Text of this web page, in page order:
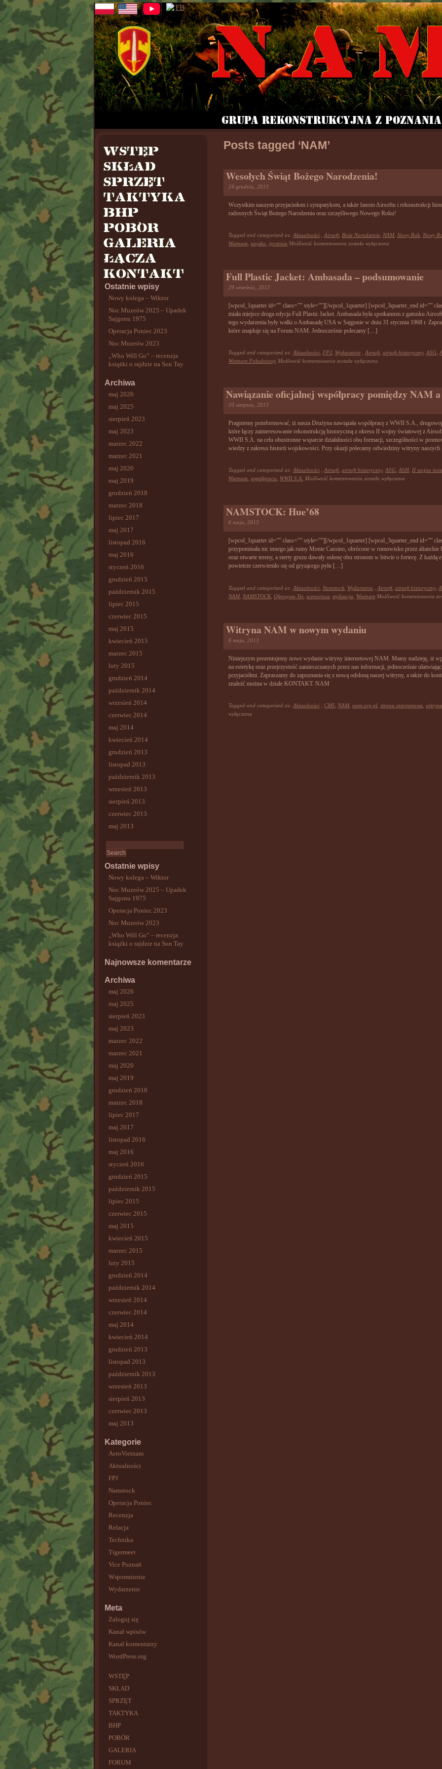
Ostatnie wpisy
Nowy kolega – Wiktor
Noc Muzeów 2025 – Upadek
Sajgonu 1975
Operacja Poniec 2023
Noc Muzeów 2023
„Who Will Go” – recenzja
książki o rajdzie na Son Tay
Archiwa
maj 2026
maj 2025
sierpień 2023
maj 2023
marzec 2022
marzec 2021
maj 2020
maj 2019
grudzień 2018
marzec 2018
lipiec 2017
maj 2017
listopad 2016
maj 2016
styczeń 2016
grudzień 2015
październik 2015
lipiec 2015
czerwiec 2015
maj 2015
kwiecień 2015
marzec 2015
luty 2015
grudzień 2014
październik 2014
wrzesień 2014
czerwiec 2014
maj 2014
kwiecień 2014
grudzień 2013
listopad 2013
październik 2013
wrzesień 2013
sierpień 2013
czerwiec 2013
maj 2013
Ostatnie wpisy
Nowy kolega – Wiktor
Noc Muzeów 2025 – Upadek
Sajgonu 1975
Operacja Poniec 2023
Noc Muzeów 2023
„Who Will Go” – recenzja
książki o rajdzie na Son Tay
Najnowsze komentarze
Archiwa
maj 2026
maj 2025
sierpień 2023
maj 2023
marzec 2022
marzec 2021
maj 2020
maj 2019
grudzień 2018
marzec 2018
lipiec 2017
maj 2017
listopad 2016
maj 2016
styczeń 2016
grudzień 2015
październik 2015
lipiec 2015
czerwiec 2015
maj 2015
kwiecień 2015
marzec 2015
luty 2015
grudzień 2014
październik 2014
wrzesień 2014
czerwiec 2014
maj 2014
kwiecień 2014
grudzień 2013
listopad 2013
październik 2013
wrzesień 2013
sierpień 2013
czerwiec 2013
maj 2013
Kategorie
AeroVietnam
Aktualności
FPJ
Namstock
Operacja Poniec
Recenzja
Relacja
Technika
Tigermeet
Vice Poznań
Wspomnienie
Wydarzenie
Meta
Zaloguj się
Kanał wpisów
Kanał komentarzy
WordPress.org
WSTĘP
SKŁAD
SPRZĘT
TAKTYKA
BHP
POBÓR
GALERIA
FORUM
Posts tagged ‘NAM’
Wesołych Świąt Bożego Narodzenia!
24 grudnia, 2013
Wszystkim naszym przyjaciołom i sympatykom, a także fanom Airsoftu i rekonstrukcji
radosnych Świąt Bożego Narodzenia oraz szczęśliwego Nowego Roku!
Tagged and categorized as: Aktualności Airsoft Boże Narodzenie NAM Nowy Rok Nowy
Wietnam wojsko życzenia Możliwość komentowania Wesołych
została wyłączona
Full Plastic Jacket: Ambasada – podsumowanie
29 września, 2013
[wpcol_1quarter id=”” class=”” style=””][/wpcol_1quarter] [wpcol_3quarter_end id=””
miała miejsce druga edycja Full Plastic Jacket. Ambasada była spotkaniem z gatunku
tego wydarzenia były walki o Ambasadę USA w Sajgonie w dniu 31 stycznia 1968 r.
które znajduje się na Forum NAM. Jednocześnie polecamy […]
Tagged and categorized as: Aktualności FPJ Wydarzenie Airsoft airsoft historyczny, ASG
Wietnam Południowy Możliwość komentowania Full
–
została wyłączona
Nawiązanie oficjalnej współpracy pomiędzy NAM
10 sierpnia, 2013
Pragniemy poinformować, iż nasza Drużyna nawiązała współpracę z WWII S.A.,
które łączy zainteresowanie rekonstrukcją historyczną z okresu II wojny światowej z
WWII S.A. na celu obustronne wsparcie działalności obu formacji, szczególności w
wiedzy z zakresu historii wojskowości. Przy okazji polecamy odwiedziny witryny
Tagged and categorized as: Aktualności , Airsoft, airsoft historyczny, ASG, ASH, II wojna
Wietnam, współpraca, WWII S.A. Możliwość komentowania Nawiązanie
S.A.
została wyłączona
NAMSTOCK: Hue’68
6 maja, 2013
[wpcol_1quarter id=”” class=”” style=””][/wpcol_1quarter] [wpcol_3quarter_end id=””
przypominała nic innego jak ruiny Monte Cassino, obrócone w rumowisko przez alianckie
oraz otwarte tereny, a sterty gruzu dawały osłonę obu stronom w bitwie o fortecę. Z
powietrze czerwieniło się od gryzącego pyłu […]
Tagged and categorized as: Aktualności Namstock Wydarzenie Airsoft airsoft historyczny,
NAM NAMSTOCK, Ofensywa Tet scenariusz stylizacja Wietnam Możliwość komentowania
Witryna NAM w nowym wydaniu
6 maja, 2013
Niniejszym prezentujemy nowe wydanie witryny internetowej NAM. Mamy nadzieję, iż
na estetykę oraz przejrzystość zamieszczanych przez nas informacji, jednocześnie
przyjaciółmi. Zapraszamy do zapoznania się z nową odsłoną naszej witryny, a także do
znaleźć można w dziale KONTAKT. NAM
Tagged and categorized as: Aktualności CMS NAM nam.org.pl strona internetowa witryna
wyłączona